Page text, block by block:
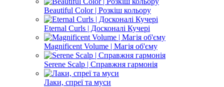
Beautiful Color | Розкіш кольору
Eternal Curls | Досконалі Кучері
Magnificent Volume | Магія об'єму
Serene Scalp | Справжня гармонія
Лаки, спреї та муси